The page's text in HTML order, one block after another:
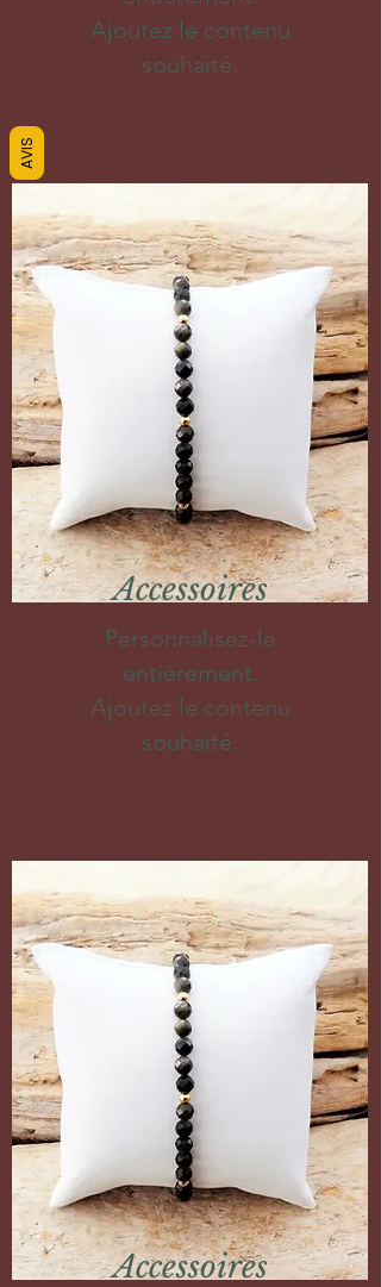
Ajoutez le contenu
souhaité.
Accessoires
Personnalisez-le
entièrement.
Ajoutez le contenu
souhaité.
Accessoires
AVIS